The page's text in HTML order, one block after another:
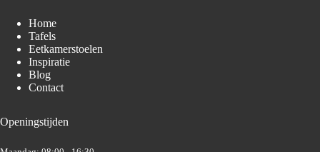
Home
Tafels
Eetkamerstoelen
Inspiratie
Blog
Contact
Openingstijden